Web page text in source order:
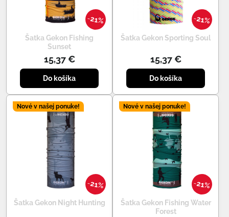
21%
Šatka Gekon Fishing
Sunset
15,37 €
Do košíka
21%
Šatka Gekon Sporting Soul
15,37 €
Do košíka
21%
Nové v našej ponuke!
Šatka Gekon Night Hunting
21%
Nové v našej ponuke!
Šatka Gekon Fishing Water
Forest